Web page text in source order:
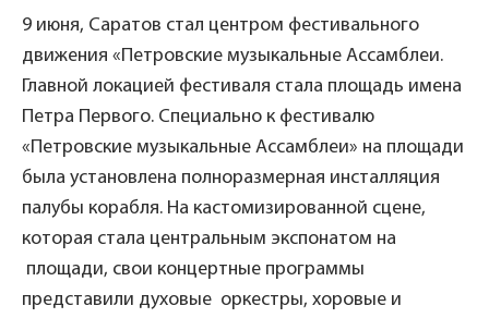
9 июня, Саратов стал центром фестивального
движения «Петровские музыкальные Ассамблеи.
Главной локацией фестиваля стала площадь имена
Петра Первого. Специально к фестивалю
«Петровские музыкальные Ассамблеи» на площади
была установлена полноразмерная инсталляция
палубы корабля. На кастомизированной сцене,
которая стала центральным экспонатом на
площади, свои концертные программы
представили духовые оркестры, хоровые и